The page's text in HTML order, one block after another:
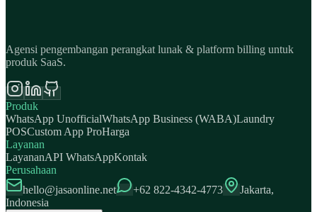
Agensi pengembangan perangkat lunak & platform billing untuk
produk SaaS.
Produk
WhatsApp UnofficialWhatsApp Business (WABA)Laundry
POSCustom App ProHarga
Layanan
LayananAPI WhatsAppKontak
Perusahaan
hello@jasaonline.net
+62 822-4342-4773
Jakarta,
Indonesia